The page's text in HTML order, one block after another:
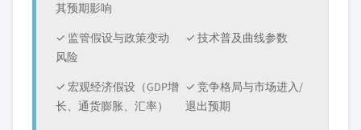
其预期影响
✓ 监管假设与政策变动
风险
✓ 技术普及曲线参数
✓ 宏观经济假设（GDP增
长、通货膨胀、汇率）
✓ 竞争格局与市场进入/
退出预期